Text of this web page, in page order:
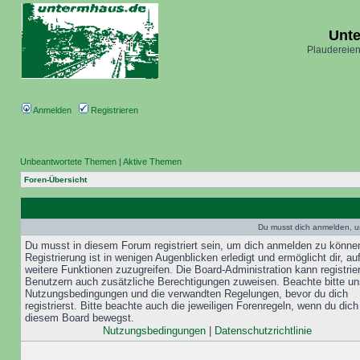
Anmelden Registrieren
Unbeantwortete Themen | Aktive Themen
Foren-Übersicht
Du musst dich anmelden,
Du musst in diesem Forum registriert sein, um dich anmelden zu
Registrierung ist in wenigen Augenblicken erledigt und ermöglicht dir, auf
weitere Funktionen zuzugreifen. Die Board-Administration kann
Benutzern auch zusätzliche Berechtigungen zuweisen. Beachte bitte
Nutzungsbedingungen und die verwandten Regelungen, bevor du dich
registrierst. Bitte beachte auch die jeweiligen Forenregeln, wenn du
diesem Board bewegst.
Nutzungsbedingungen| Datenschutzrichtlinie